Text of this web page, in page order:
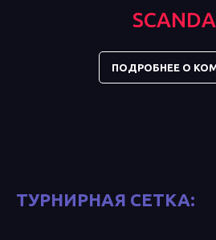
ПОДРОБНЕЕ О
ТУРНИРНАЯ СЕТКА: